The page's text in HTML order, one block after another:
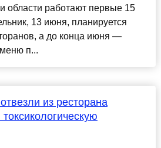
области работают первые 15
13 июня, планируется
а до конца июня —
п...
из ресторана